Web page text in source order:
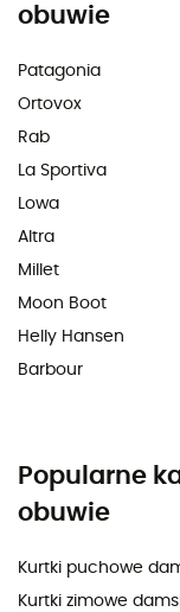
obuwie
Patagonia
Ortovox
Rab
La Sportiva
Lowa
Altra
Millet
Moon Boot
Helly Hansen
Barbour
Popularne
obuwie
Kurtki puchowe
Kurtki zimowe